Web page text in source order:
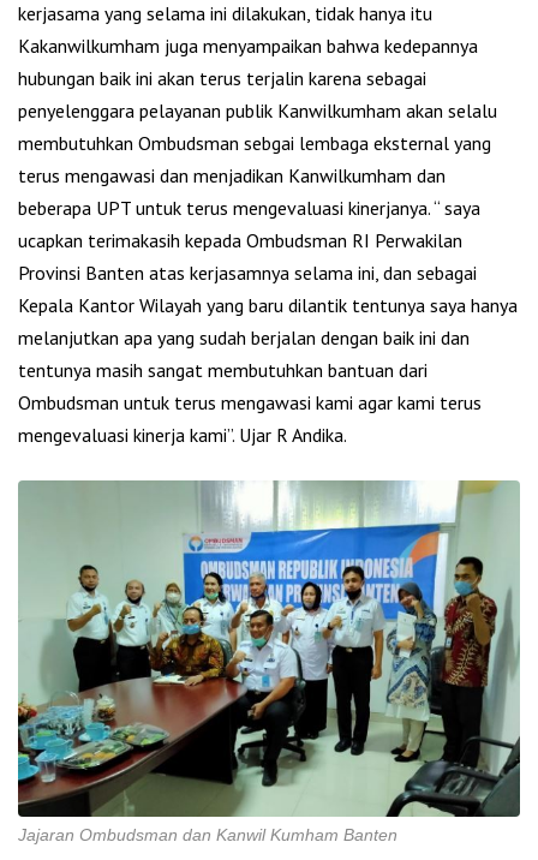
kerjasama yang selama ini dilakukan, tidak hanya itu
Kakanwilkumham juga menyampaikan bahwa kedepannya
hubungan baik ini akan terus terjalin karena sebagai
penyelenggara pelayanan publik Kanwilkumham akan selalu
membutuhkan Ombudsman sebgai lembaga eksternal yang
terus mengawasi dan menjadikan Kanwilkumham dan
beberapa UPT untuk terus mengevaluasi kinerjanya. “ saya
ucapkan terimakasih kepada Ombudsman RI Perwakilan
Provinsi Banten atas kerjasamnya selama ini, dan sebagai
Kepala Kantor Wilayah yang baru dilantik tentunya saya hanya
melanjutkan apa yang sudah berjalan dengan baik ini dan
tentunya masih sangat membutuhkan bantuan dari
Ombudsman untuk terus mengawasi kami agar kami terus
mengevaluasi kinerja kami”. Ujar R Andika.
Jajaran Ombudsman dan Kanwil Kumham Banten